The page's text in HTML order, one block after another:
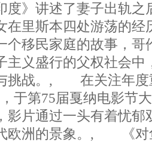
度》讲述了妻子出轨之
在里斯本四处游荡的经
个移民家庭的故事，哥
主义盛行的父权社会中
挑战。, 在关注年度
于第75届戛纳电影节
影片通过一头有着忧
欧洲的景象。, 《对